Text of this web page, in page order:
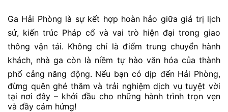
Ga Hải Phòng là sự kết hợp hoàn hảo giữa giá trị lịch
sử, kiến trúc Pháp cổ và vai trò hiện đại trong giao
thông vận tải. Không chỉ là điểm trung chuyển hành
khách, nhà ga còn là niềm tự hào văn hóa của thành
phố cảng năng động. Nếu bạn có dịp đến Hải Phòng,
đừng quên ghé thăm và trải nghiệm dịch vụ tuyệt vời
tại nơi đây – khởi đầu cho những hành trình trọn vẹn
và đầy cảm hứng!